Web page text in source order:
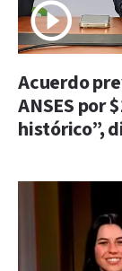
Acuerdo
ANSES por
histórico”,